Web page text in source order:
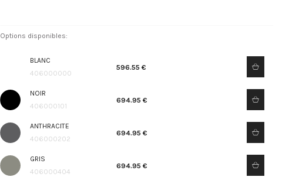
Options disponibles:
BLANC
406000000
596.55 €
NOIR
406000101
694.95 €
ANTHRACITE
406000202
694.95 €
GRIS
406000404
694.95 €